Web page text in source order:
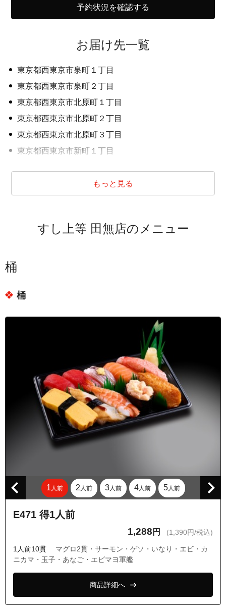
予約状況を確認する
お届け先一覧
東京都西東京市泉町１丁目
東京都西東京市泉町２丁目
東京都西東京市北原町１丁目
東京都西東京市北原町２丁目
東京都西東京市北原町３丁目
東京都西東京市新町１丁目
東京都西東京市新町３丁目
東京都西東京市新町６丁目
東京都西東京市田無町３丁目
東京都西東京市田無町７丁目
東京都西東京市西原町１丁目
東京都西東京市西原町２丁目
東京都西東京市西原町３丁目
東京都西東京市西原町５丁目
東京都西東京市東伏見１丁目
東京都西東京市東伏見４丁目
東京都西東京市東伏見６丁目
東京都西東京市ひばりが丘２丁目
東京都西東京市ひばりが丘３丁目
東京都西東京市ひばりが丘４丁目
東京都西東京市富士町４丁目
東京都西東京市富士町５丁目
もっと見る
すし上等 田無店のメニュー
桶
桶
1 人前 2 人前 3人前 4人前 5人前
E471 得1人前
1,288 円 (1,390円/税込)
1人前10貫
マグロ2貫・サーモン・ゲソ・いなり・エビ・カ
ニカマ・玉子・あなご・エビマヨ軍艦
商品詳細へ